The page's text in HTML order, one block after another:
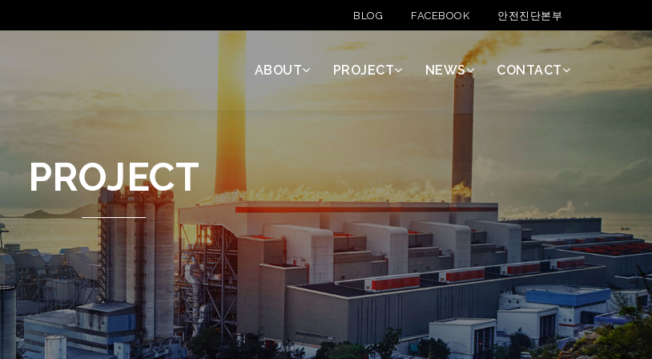
BLOG FACEBOOK 안전진단본부
ABOUT PROJECT NEWS CONTACT
PROJECT
WAREHOUSE